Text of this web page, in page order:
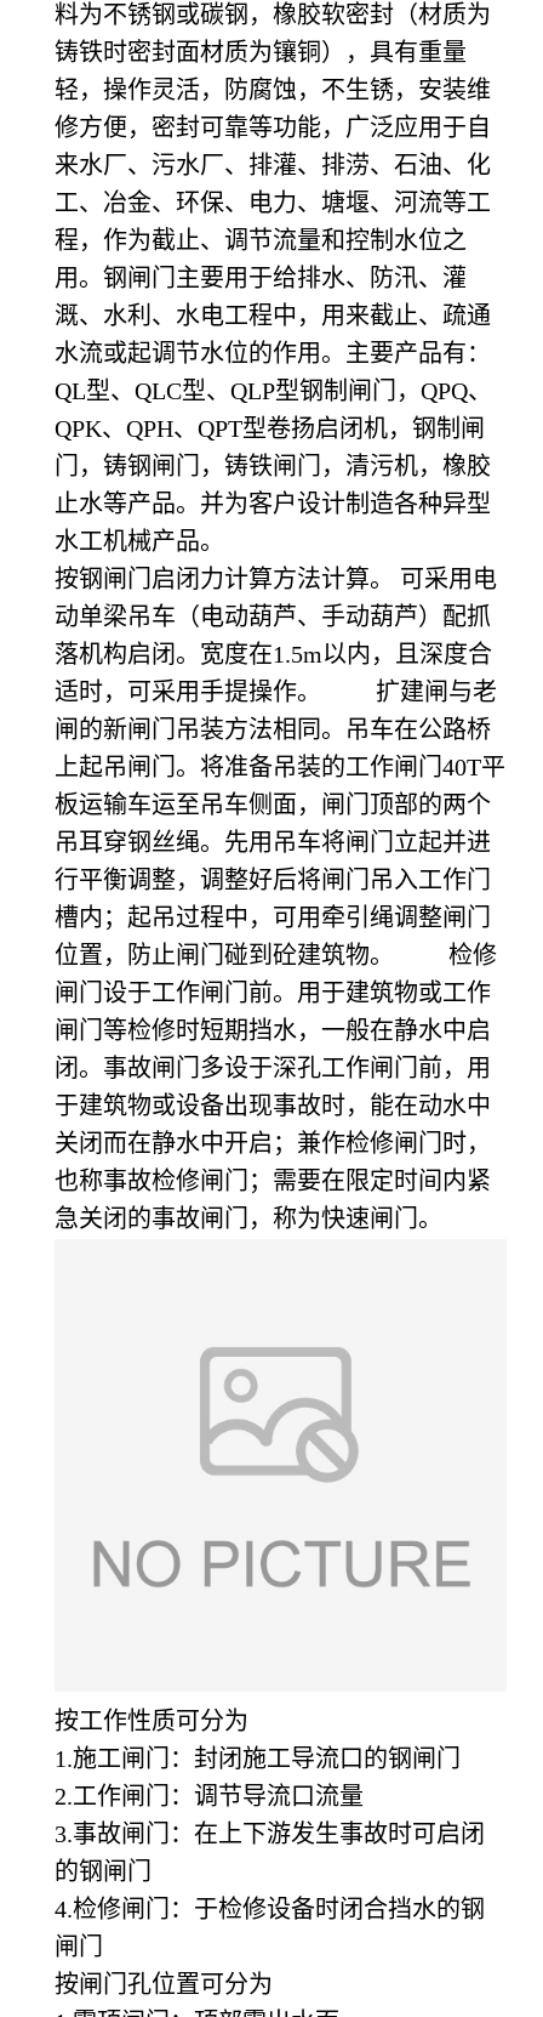
料为不锈钢或碳钢，橡胶软密封（材质为
铸铁时密封面材质为镶铜），具有重量
轻，操作灵活，防腐蚀，不生锈，安装维
修方便，密封可靠等功能，广泛应用于自
来水厂、污水厂、排灌、排涝、石油、化
工、冶金、环保、电力、塘堰、河流等工
程，作为截止、调节流量和控制水位之
用。钢闸门主要用于给排水、防汛、灌
溉、水利、水电工程中，用来截止、疏通
水流或起调节水位的作用。主要产品有：
QL型、QLC型、QLP型钢制闸门，QPQ、
QPK、QPH、QPT型卷扬启闭机，钢制闸
门，铸钢闸门，铸铁闸门，清污机，橡胶
止水等产品。并为客户设计制造各种异型
水工机械产品。
按钢闸门启闭力计算方法计算。 可采用电
动单梁吊车（电动葫芦、手动葫芦）配抓
落机构启闭。宽度在1.5m以内，且深度合
适时，可采用手提操作。 扩建闸与老
闸的新闸门吊装方法相同。吊车在公路桥
上起吊闸门。将准备吊装的工作闸门40T平
板运输车运至吊车侧面，闸门顶部的两个
吊耳穿钢丝绳。先用吊车将闸门立起并进
行平衡调整，调整好后将闸门吊入工作门
槽内；起吊过程中，可用牵引绳调整闸门
位置，防止闸门碰到砼建筑物。 检修
闸门设于工作闸门前。用于建筑物或工作
闸门等检修时短期挡水，一般在静水中启
闭。事故闸门多设于深孔工作闸门前，用
于建筑物或设备出现事故时，能在动水中
关闭而在静水中开启；兼作检修闸门时，
也称事故检修闸门；需要在限定时间内紧
急关闭的事故闸门，称为快速闸门。
按工作性质可分为
1.施工闸门：封闭施工导流口的钢闸门
2.工作闸门：调节导流口流量
3.事故闸门：在上下游发生事故时可启闭
的钢闸门
4.检修闸门：于检修设备时闭合挡水的钢
闸门
按闸门孔位置可分为